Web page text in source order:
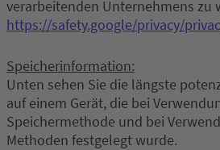
verarbeitenden Unternehmens zu
https://safety.google/privacy/
Speicherinformation:
Unten sehen Sie die längste
auf einem Gerät, die bei
Speichermethode und bei
Methoden festgelegt wurde.